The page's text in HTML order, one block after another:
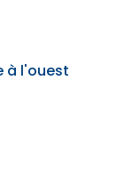
à l'ouest